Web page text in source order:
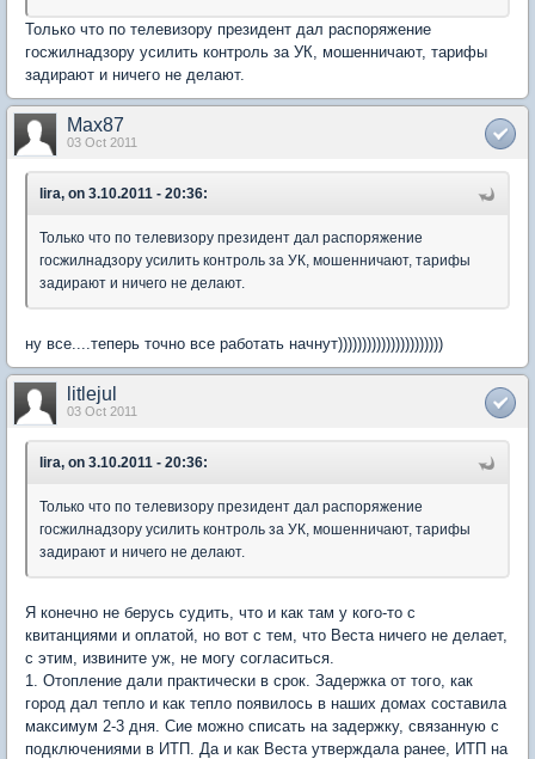
Только что по телевизору президент дал распоряжение
госжилнадзору усилить контроль за УК, мошенничают, тарифы
задирают и ничего не делают.
Max87
03 Oct 2011
lira, on 3.10.2011 - 20:36:
Только что по телевизору президент дал распоряжение
госжилнадзору усилить контроль за УК, мошенничают, тарифы
задирают и ничего не делают.
ну все....теперь точно все работать начнут))))))))))))))))))))))
litlejul
03 Oct 2011
lira, on 3.10.2011 - 20:36:
Только что по телевизору президент дал распоряжение
госжилнадзору усилить контроль за УК, мошенничают, тарифы
задирают и ничего не делают.
Я конечно не берусь судить, что и как там у кого-то с
квитанциями и оплатой, но вот с тем, что Веста ничего не делает,
с этим, извините уж, не могу согласиться.
1. Отопление дали практически в срок. Задержка от того, как
город дал тепло и как тепло появилось в наших домах составила
максимум 2-3 дня. Сие можно списать на задержку, связанную с
подключениями в ИТП. Да и как Веста утверждала ранее, ИТП на